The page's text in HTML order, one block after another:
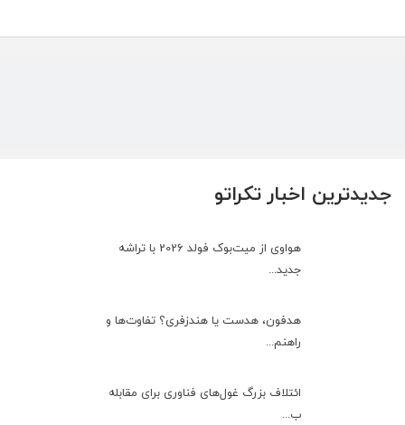
جدیدترین اخبار تکراتو
هواوی از میت‌بوک فولد 2026 با تراشه
جدید...
هدفون، هدست یا هندزفری؟ تفاوت‌ها و
راهنم...
ائتلاف بزرگ غول‌های فناوری برای مقابله
ب...